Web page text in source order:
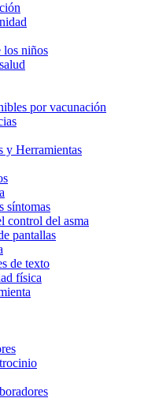
los niños
por vacunación
y Herramientas
síntomas
control del asma
pantallas
de texto
física